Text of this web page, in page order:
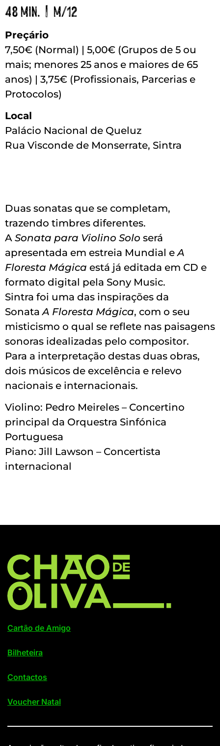
48 MIN. | M/12
Preçário
7,50€ (Normal) | 5,00€ (Grupos de 5 ou
mais; menores 25 anos e maiores de 65
anos) | 3,75€ (Profissionais, Parcerias e
Protocolos)
Local
Palácio Nacional de Queluz
Rua Visconde de Monserrate, Sintra
Duas sonatas que se completam,
trazendo timbres diferentes.
A Sonata para Violino Solo será
apresentada em estreia Mundial eA
Floresta Mágica está já editada em CD e
formato digital pela Sony Music.
Sintra foi uma das inspirações da
SonataA Floresta Mágica, com o seu
misticismo o qual se reflete nas paisagens
sonoras idealizadas pelo compositor.
Para a interpretação destas duas obras,
dois músicos de excelência e relevo
nacionais e internacionais.
Violino: Pedro Meireles – Concertino
principal da Orquestra Sinfónica
Portuguesa
Piano: Jill Lawson – Concertista
internacional
Cartão de Amigo
Bilheteira
Contactos
Voucher Natal